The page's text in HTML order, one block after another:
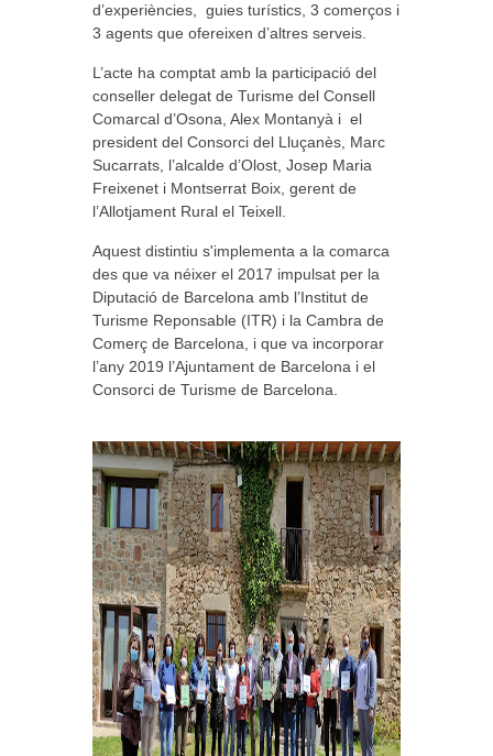
d’experiències, guies turístics, 3 comerços i
3 agents que ofereixen d’altres serveis.
L’acte ha comptat amb la participació del
conseller delegat de Turisme del Consell
Comarcal d’Osona, Alex Montanyà i el
president del Consorci del Lluçanès, Marc
Sucarrats, l’alcalde d’Olost, Josep Maria
Freixenet i Montserrat Boix, gerent de
l’Allotjament Rural el Teixell.
Aquest distintiu s'implementa a la comarca
des que va néixer el 2017 impulsat per la
Diputació de Barcelona amb l’Institut de
Turisme Reponsable (ITR) i la Cambra de
Comerç de Barcelona, i que va incorporar
l’any 2019 l’Ajuntament de Barcelona i el
Consorci de Turisme de Barcelona.